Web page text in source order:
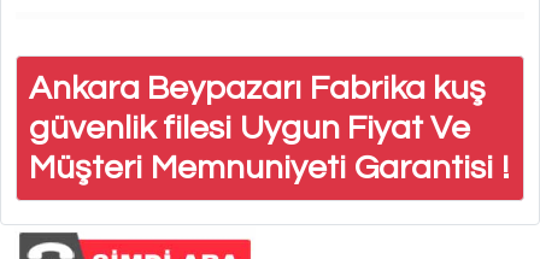
Ankara Beypazarı Fabrika kuş
güvenlik filesi Uygun Fiyat Ve
Müşteri Memnuniyeti Garantisi !